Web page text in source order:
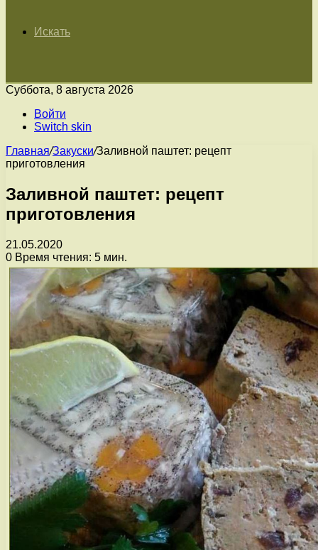
Искать
Суббота, 8 августа 2026
Войти
Switch skin
Главная/Закуски/Заливной паштет: рецепт
приготовления
Заливной паштет: рецепт
приготовления
21.05.2020
0 Время чтения: 5 мин.